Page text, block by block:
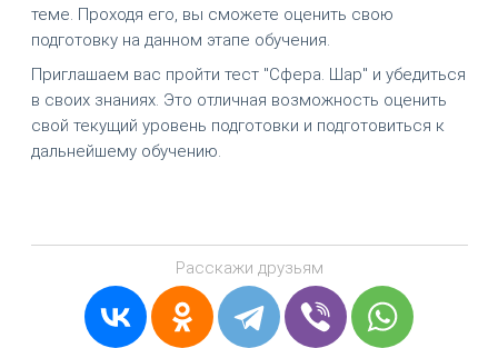
теме. Проходя его, вы сможете оценить свою
подготовку на данном этапе обучения.
Приглашаем вас пройти тест "Сфера. Шар" и убедиться
в своих знаниях. Это отличная возможность оценить
свой текущий уровень подготовки и подготовиться к
дальнейшему обучению.
Расскажи друзьям